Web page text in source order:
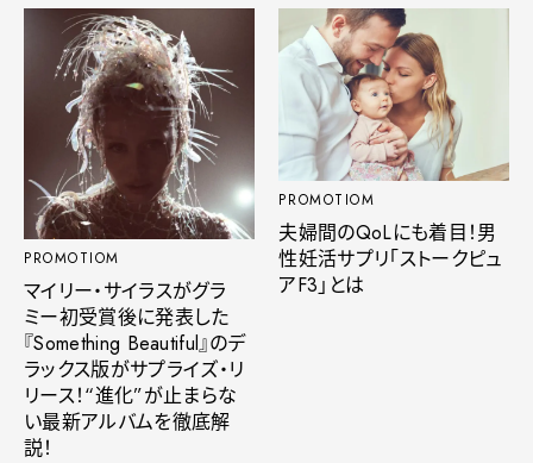
PROMOTIOM
マイリー・サイラスがグラ
ミー初受賞後に発表した
『Something Beautiful』のデ
ラックス版がサプライズ・リ
リース！“進化”が止まらな
い最新アルバムを徹底解
説！
PROMOTIOM
夫婦間のQoLにも着目！男
性妊活サプリ「ストークピュ
アF3」とは